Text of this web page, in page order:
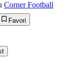
Corner Football
Favori